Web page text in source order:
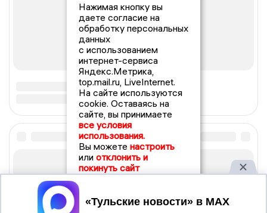
Нажимая кнопку вы
даете согласие на
обработку персональных
данных
с использованием
интернет-сервиса
Яндекс.Метрика,
top.mail.ru, LiveInternet.
На сайте используются
cookie. Оставаясь на
сайте, вы принимаете
все условия
использования.
Вы можете настроить
или отклонить и
покинуть сайт
Принять